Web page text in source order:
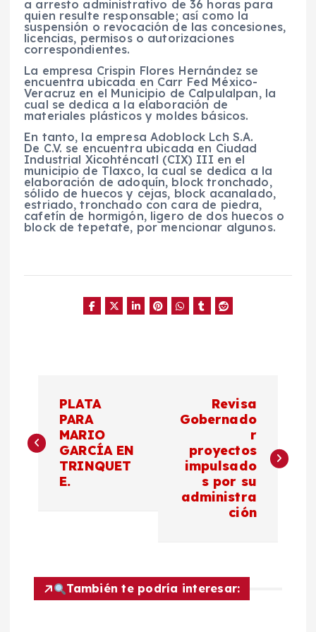
a arresto administrativo de 36 horas para
quien resulte responsable; así como la
suspensión o revocación de las concesiones,
licencias, permisos o autorizaciones
correspondientes.
La empresa Crispin Flores Hernández se
encuentra ubicada en Carr Fed México-
Veracruz en el Municipio de Calpulalpan, la
cual se dedica a la elaboración de
materiales plásticos y moldes básicos.
En tanto, la empresa Adoblock Lch S.A.
De C.V. se encuentra ubicada en Ciudad
Industrial Xicohténcatl (CIX) III en el
municipio de Tlaxco, la cual se dedica a la
elaboración de adoquín, block tronchado,
sólido de huecos y cejas, block acanalado,
estriado, tronchado con cara de piedra,
cafetín de hormigón, ligero de dos huecos o
block de tepetate, por mencionar algunos.
a
v
c
PLATA
PARA
MARIO
GARCÍA EN
TRINQUET
E.
Revisa
Gobernado
r
proyectos
impulsado
s por su
administra
ción
También te podría interesar: